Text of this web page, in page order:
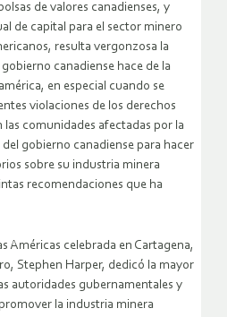
de valores canadienses, y
de capital para el sector minero
resulta vergonzosa la
canadiense hace de la
en especial cuando se
violaciones de los derechos
comunidades afectadas por la
gobierno canadiense para hacer
sobre su industria minera
recomendaciones que ha
Américas celebrada en Cartagena,
Stephen Harper, dedicó la mayor
autoridades gubernamentales y
la industria minera